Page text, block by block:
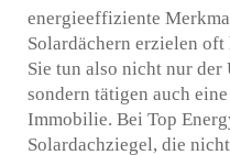
energieeffiziente
Solardächern erzielen oft
Sie tun also nicht nur
sondern tätigen auch
Immobilie. Bei Top
Solardachziegel, die